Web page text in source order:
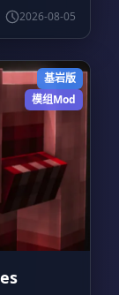
2026-08-05
基岩版
模组Mod